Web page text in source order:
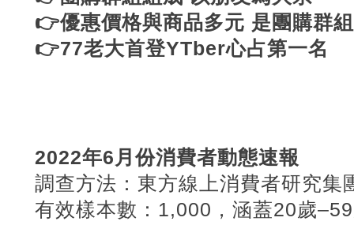
👉優惠價格與商品多元 是團購群
👉77老大首登YTber心占第一名
2022年6月份消費者動態速報
調查方法：東方線上消費者研究集
有效樣本數：1,000，涵蓋20歲